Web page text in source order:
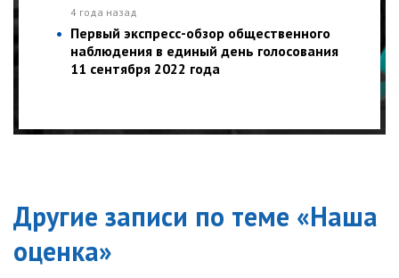
4 года назад
Первый экспресс-обзор общественного
наблюдения в единый день голосования
11 сентября 2022 года
Другие записи по теме «Наша
оценка»